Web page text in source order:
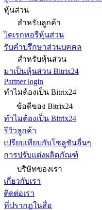
หุ้นส่วน
สำหรับลูกค้า
ไดเรกทอรีหุ้นส่วน
รับคำปรึกษาส่วนบุคคล
สำหรับหุ้นส่วน
มาเป็นหุ้นส่วน Bitrix24
Partner login
ทำไมต้องเป็น Bitrix24
ข้อดีของ Bitrix24
ทำไมต้องเป็น Bitrix24
รีวิวลูกค้า
เปรียบเทียบกับโซลูชันอื่นๆ
การปรับแต่งผลิตภัณฑ์
บริษัทของเรา
เกี่ยวกับเรา
ติดต่อเรา
ที่ปรากฏในสื่อ